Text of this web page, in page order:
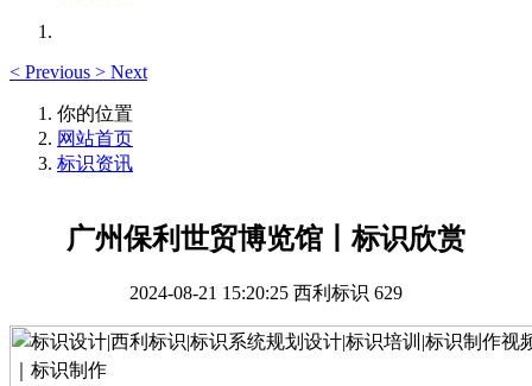
< Previous > Next
你的位置
网站首页
标识资讯
广州保利世贸博览馆丨标识欣赏
2024-08-21 15:20:25 西利标识 629